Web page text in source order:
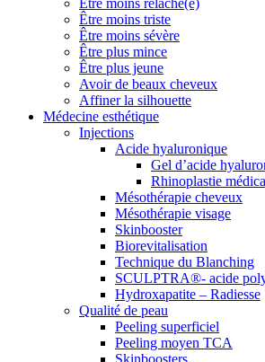
Être moins relâché(e)
Être moins triste
Être moins sévère
Être plus mince
Être plus jeune
Avoir de beaux cheveux
Affiner la silhouette
Médecine esthétique
Injections
Acide hyaluronique
Gel d’acide
Rhinoplastie
Mésothérapie cheveux
Mésothérapie visage
Skinbooster
Biorevitalisation
Technique du Blanching
SCULPTRA®- acide
Hydroxapatite – Radiesse
Qualité de peau
Peeling superficiel
Peeling moyen TCA
Skinboosters